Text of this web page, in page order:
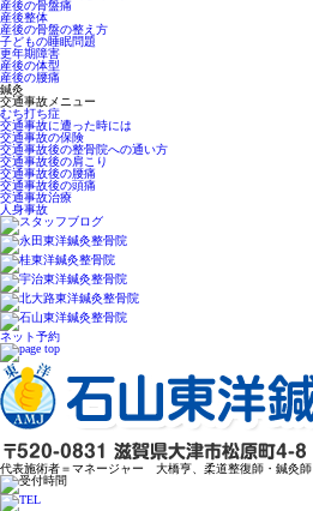
産後の骨盤痛
産後整体
産後の骨盤の整え方
子どもの睡眠問題
更年期障害
産後の体型
産後の腰痛
鍼灸
交通事故メニュー
むち打ち症
交通事故に遭った時には
交通事故の保険
交通事故後の整骨院への通い方
交通事故後の肩こり
交通事故後の腰痛
交通事故後の頭痛
交通事故治療
人身事故
ネット予約
代表施術者＝マネージャー 大橋亨、柔道整復師・鍼灸師